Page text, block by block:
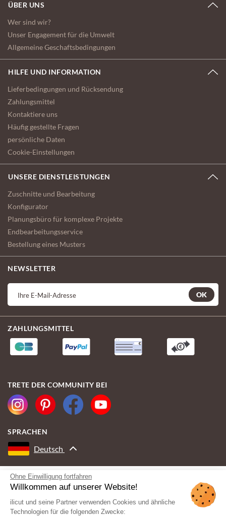
Ohne Einwilligung fortfahren
Willkommen auf unserer Website!
ilicut und seine Partner verwenden Cookies und ähnliche
Technologien für die folgenden Zwecke:
ÜBER UNS
Wer sind wir?
Unser Engagement für die Umwelt
Allgemeine Geschaftsbedingungen
HILFE UND INFORMATION
Lieferbedingungen und Rücksendung
Zahlungsmittel
Kontaktiere uns
Häufig gestellte Fragen
persönliche Daten
Cookie-Einstellungen
UNSERE DIENSTLEISTUNGEN
Zuschnitte und Bearbeitung
Konfigurator
Planungsbüro für komplexe Projekte
Endbearbeitungsservice
Bestellung eines Musters
NEWSLETTER
OK
ZAHLUNGSMITTEL
TRETE DER COMMUNITY BEI
SPRACHEN
Deutsch
MIT DER UNTERSTÜTZUNG VON